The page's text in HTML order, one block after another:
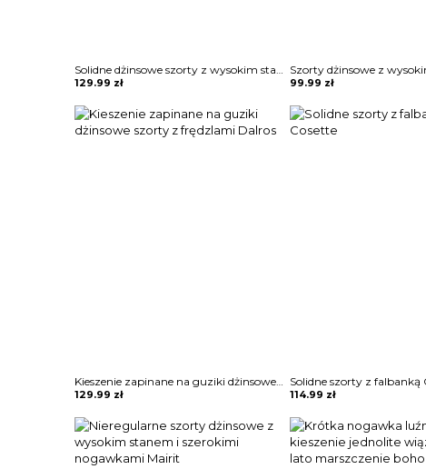
Solidne dżinsowe szorty z wysokim stanem Sula
129.99 zł 99.99 zł
Kieszenie zapinane na guziki dżinsowe szorty z frędzlami Dalros
129.99 zł
Solidne szorty z falbanką
114.99 zł